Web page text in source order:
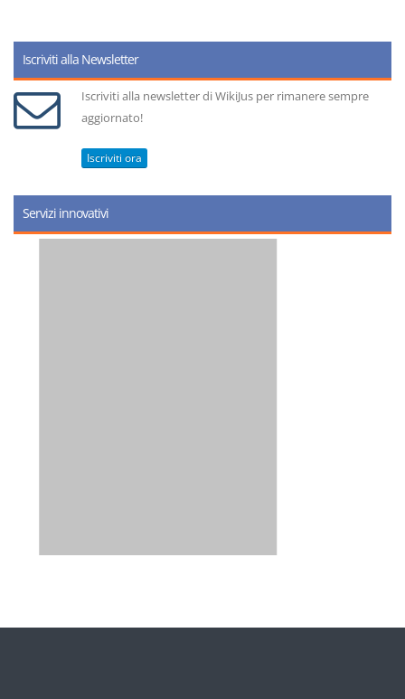
Iscriviti alla Newsletter
Iscriviti alla newsletter di WikiJus per rimanere sempre
aggiornato!
Iscriviti ora
Servizi innovativi